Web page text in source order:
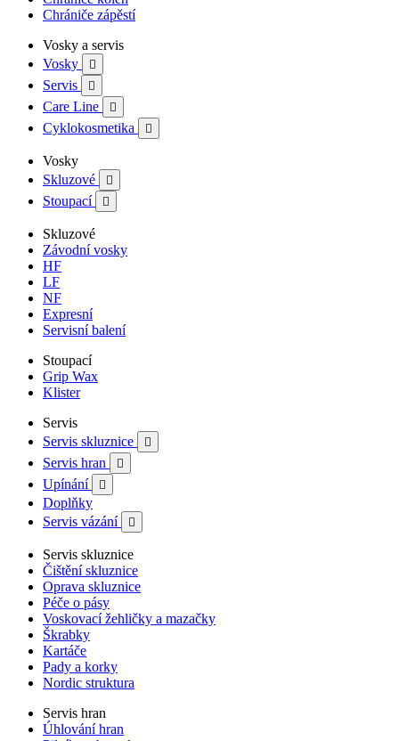
Chrániče zápěstí
Vosky a servis
Vosky

Servis 
Care Line 
Cyklokosmetika 
Vosky
Skluzové

Stoupací 
Skluzové
Závodní vosky
HF
LF
NF
Expresní
Servisní balení
Stoupací
Grip Wax
Klister
Servis
Servis skluznice

Servis hran 
Upínání 
Doplňky
Servis vázání

Servis skluznice
Čištění skluznice
Oprava skluznice
Péče o pásy
Voskovací žehličky a mazačky
Škrabky
Kartáče
Pady a korky
Nordic struktura
Servis hran
Úhlování hran